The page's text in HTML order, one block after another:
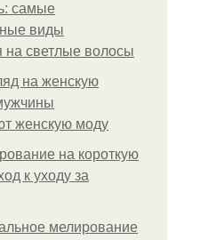
самые
виды
на светлые волосы
на женскую
женскую моду
на короткую
к уходу за
мелирование